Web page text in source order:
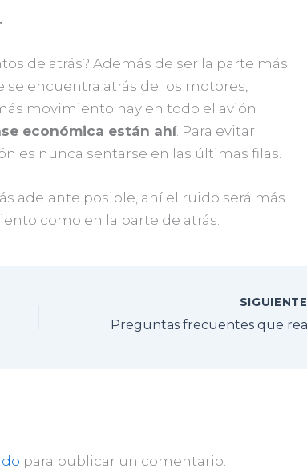
de atrás? Además de ser la parte más
encuentra atrás de los motores,
movimiento hay en todo el avión
económica están ahí. Para evitar
es nunca sentarse en las últimas filas.
adelante posible, ahí el ruido será más
como en la parte de atrás.
SIGUIENTE
para publicar un comentario.